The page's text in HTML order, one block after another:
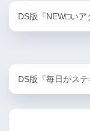
DS版『NEW□いア
DS版『毎日がス